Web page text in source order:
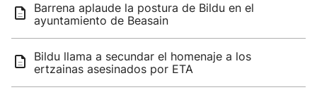
Barrena aplaude la postura de Bildu en el
ayuntamiento de Beasain
Bildu llama a secundar el homenaje a los
ertzainas asesinados por ETA